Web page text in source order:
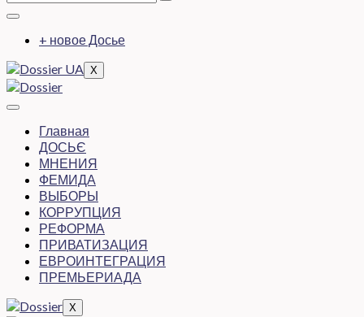
+ новое Досье
X
Главная
ДОСЬЄ
МНЕНИЯ
ФЕМИДА
ВЫБОРЫ
КОРРУПЦИЯ
РЕФОРМА
ПРИВАТИЗАЦИЯ
ЕВРОИНТЕГРАЦИЯ
ПРЕМЬЕРИАДА
X